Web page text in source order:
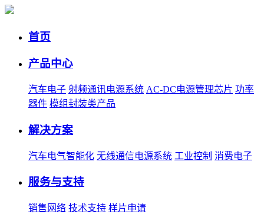
首页
产品中心
汽车电子 射频通讯电源系统 AC-DC电源管理芯片 功率
器件 模组封装类产品
解决方案
汽车电气智能化 无线通信电源系统 工业控制 消费电子
服务与支持
销售网络 技术支持 样片申请